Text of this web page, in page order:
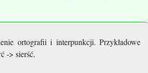
ortografii i interpunkcji. Przykładowe
-> sierść.